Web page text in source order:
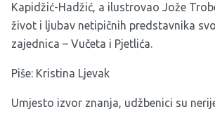
Kapidžić-Hadžić, a ilustrovao Jože
život i ljubav netipičnih predstavnika
zajednica – Vučeta i Pjetlića.
Piše: Kristina Ljevak
Umjesto izvor znanja, udžbenici su